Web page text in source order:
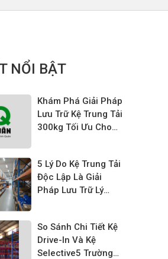
NỔI BẬT
Khám Phá Giải Pháp
Lưu Trữ Kệ Trung Tải
300kg Tối Ưu Cho
5 Lý Do Kệ Trung Tải
Độc Lập Là Giải
Pháp Lưu Trữ Lý
So Sánh Chi Tiết Kệ
Drive-In Và Kệ
Selective5 Trường